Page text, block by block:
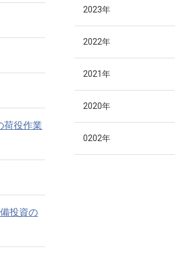
役作業
投資の
2023年
2022年
2021年
2020年
0202年